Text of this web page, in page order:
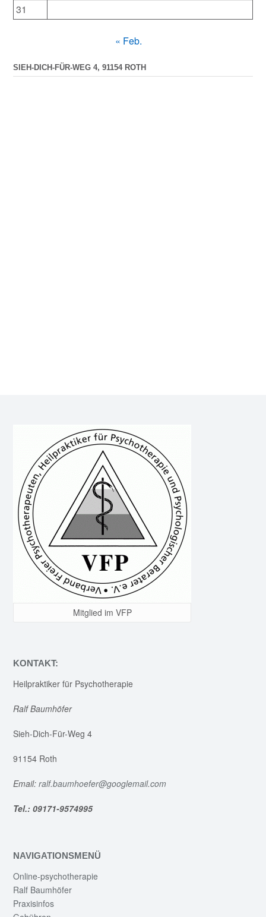
31
« Feb.
SIEH-DICH-FÜR-WEG 4, 91154 ROTH
Mitglied im VFP
KONTAKT:
Heilpraktiker für Psychotherapie
Ralf Baumhöfer
Sieh-Dich-Für-Weg 4
91154 Roth
Email: ralf.baumhoefer@googlemail.com
Tel.: 09171-9574995
NAVIGATIONSMENÜ
Online-psychotherapie
Ralf Baumhöfer
Praxisinfos